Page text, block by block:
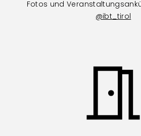
Fotos und
@ibt_tirol